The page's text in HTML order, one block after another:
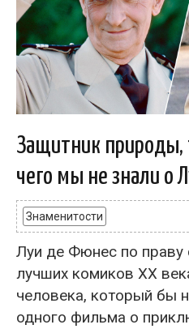
Защитник природы,
чего мы не знали о
Знаменитости
Луи де Фюнес по праву
лучших комиков ХХ
человека, который бы
одного фильма о